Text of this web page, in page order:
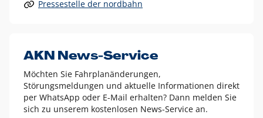
Alle anderen Logo-Varianten dürfen nur in Ausnahmefällen
Diese Ausnahmen sind zum Beispiel:
dem AKN Blau,
weißes Logo auf Fotohintergründen,
schwarzes Logo für reine Schwarz-Weiß-Umsetzungen
Pressestelle der nordbahn
AKN News-Service
Möchten Sie Fahrplanänderungen,
Störungsmeldungen und aktuelle Informationen direkt
per WhatsApp oder E-Mail erhalten? Dann melden Sie
sich zu unserem kostenlosen News-Service an.